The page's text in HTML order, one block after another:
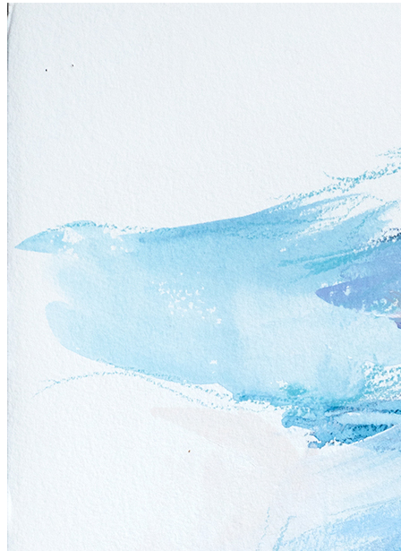
Κοιτώντας την Ακρόπολη